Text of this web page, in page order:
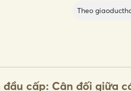
Theo
đầu cấp: Cân đối giữa